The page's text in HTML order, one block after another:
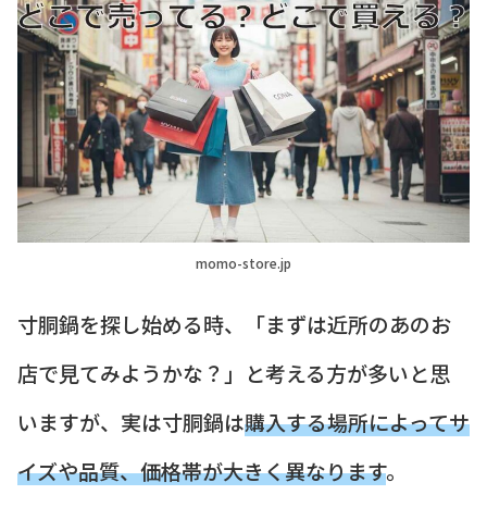
momo-store.jp
寸胴鍋を探し始める時、「まずは近所のあのお
店で見てみようかな？」と考える方が多いと思
いますが、実は寸胴鍋は購入する場所によってサ
イズや品質、価格帯が大きく異なります。